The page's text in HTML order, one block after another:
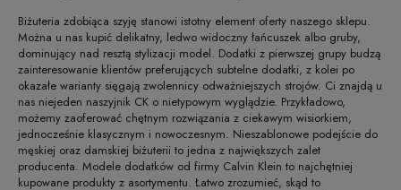
Biżuteria zdobiąca szyję stanowi istotny element oferty naszego sklepu.
Można u nas kupić delikatny, ledwo widoczny łańcuszek albo gruby,
dominujący nad resztą stylizacji model. Dodatki z pierwszej grupy budzą
zainteresowanie klientów preferujących subtelne dodatki, z kolei po
okazałe warianty sięgają zwolennicy odważniejszych strojów. Ci znajdą u
nas niejeden naszyjnik CK o nietypowym wyglądzie. Przykładowo,
możemy zaoferować chętnym rozwiązania z ciekawym wisiorkiem,
jednocześnie klasycznym i nowoczesnym. Nieszablonowe podejście do
męskiej oraz damskiej biżuterii to jedna z największych zalet
producenta. Modele dodatków od firmy Calvin Klein to najchętniej
kupowane produkty z asortymentu. Łatwo zrozumieć, skąd to